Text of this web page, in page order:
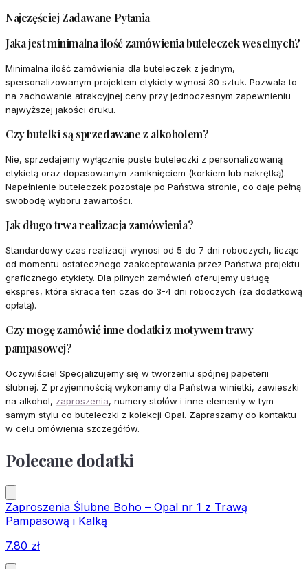
Najczęściej Zadawane Pytania
Jaka jest minimalna ilość zamówienia buteleczek weselnych?
Minimalna ilość zamówienia dla buteleczek z jednym,
spersonalizowanym projektem etykiety wynosi 30 sztuk. Pozwala to
na zachowanie atrakcyjnej ceny przy jednoczesnym zapewnieniu
najwyższej jakości druku.
Czy butelki są sprzedawane z alkoholem?
Nie, sprzedajemy wyłącznie puste buteleczki z personalizowaną
etykietą oraz dopasowanym zamknięciem (korkiem lub nakrętką).
Napełnienie buteleczek pozostaje po Państwa stronie, co daje pełną
swobodę wyboru zawartości.
Jak długo trwa realizacja zamówienia?
Standardowy czas realizacji wynosi od 5 do 7 dni roboczych, licząc
od momentu ostatecznego zaakceptowania przez Państwa projektu
graficznego etykiety. Dla pilnych zamówień oferujemy usługę
ekspres, która skraca ten czas do 3-4 dni roboczych (za dodatkową
opłatą).
Czy mogę zamówić inne dodatki z motywem trawy
pampasowej?
Oczywiście! Specjalizujemy się w tworzeniu spójnej papeterii
ślubnej. Z przyjemnością wykonamy dla Państwa winietki, zawieszki
na alkohol, zaproszenia, numery stołów i inne elementy w tym
samym stylu co buteleczki z kolekcji Opal. Zapraszamy do kontaktu
w celu omówienia szczegółów.
Polecane dodatki
Zaproszenia Ślubne Boho – Opal nr 1 z Trawą
Pampasową i Kalką
7.80 zł